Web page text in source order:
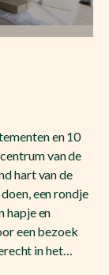
en 10
van de
hart van de
een rondje
hapje en
een bezoek
in het…